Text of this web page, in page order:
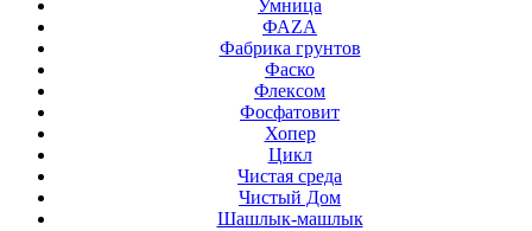
Умница
ФАZА
Фабрика грунтов
Фаско
Флексом
Фосфатовит
Хопер
Цикл
Чистая среда
Чистый Дом
Шашлык-машлык